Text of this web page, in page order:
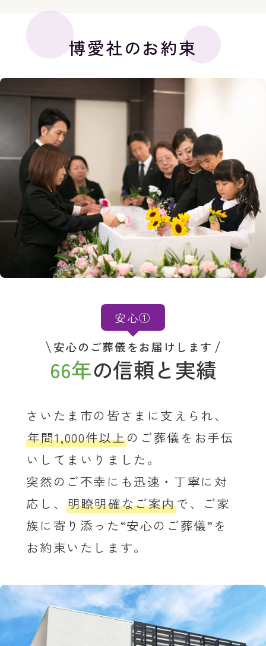
博愛社のお約束
安心①
安心のご葬儀をお届けします
66年の信頼と実績
さいたま市の皆さまに支えられ、
年間1,000件以上のご葬儀をお手伝
いしてまいりました。
突然のご不幸にも迅速・丁寧に対
応し、明瞭明確なご案内で、ご家
族に寄り添った“安心のご葬儀”を
お約束いたします。